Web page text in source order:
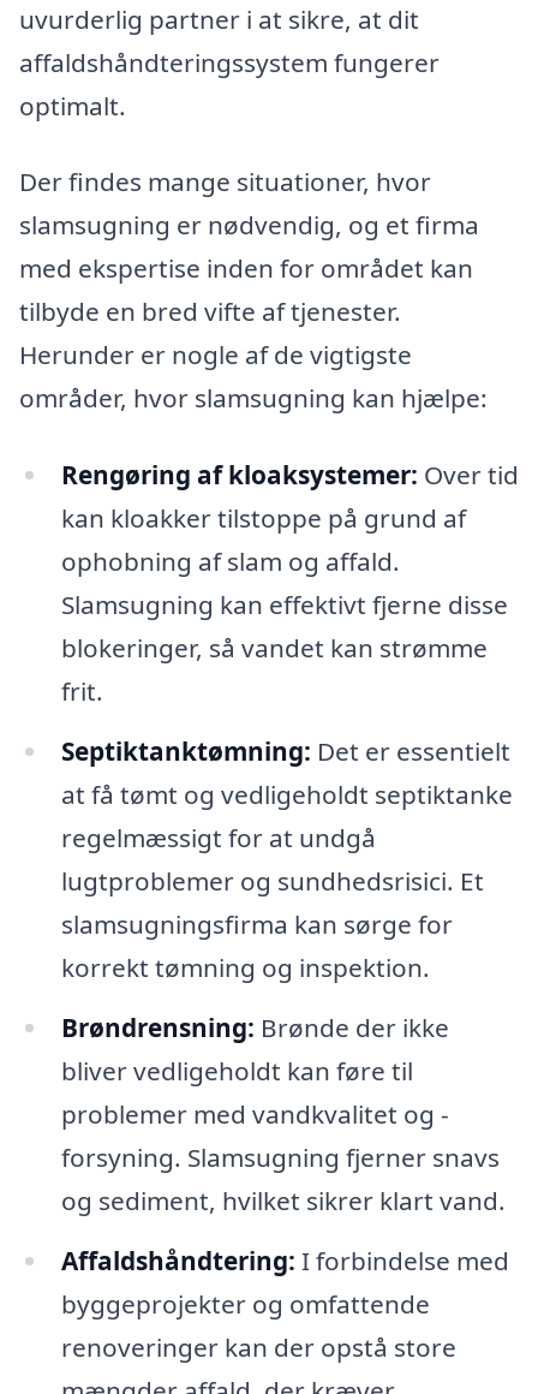
uvurderlig partner i at sikre, at dit
affaldshåndteringssystem fungerer
optimalt.
Der findes mange situationer, hvor
slamsugning er nødvendig, og et firma
med ekspertise inden for området kan
tilbyde en bred vifte af tjenester.
Herunder er nogle af de vigtigste
områder, hvor slamsugning kan hjælpe:
Rengøring af kloaksystemer: Over tid
kan kloakker tilstoppe på grund af
ophobning af slam og affald.
Slamsugning kan effektivt fjerne disse
blokeringer, så vandet kan strømme
frit.
Septiktanktømning: Det er essentielt
at få tømt og vedligeholdt septiktanke
regelmæssigt for at undgå
lugtproblemer og sundhedsrisici. Et
slamsugningsfirma kan sørge for
korrekt tømning og inspektion.
Brøndrensning: Brønde der ikke
bliver vedligeholdt kan føre til
problemer med vandkvalitet og -
forsyning. Slamsugning fjerner snavs
og sediment, hvilket sikrer klart vand.
Affaldshåndtering: I forbindelse med
byggeprojekter og omfattende
renoveringer kan der opstå store